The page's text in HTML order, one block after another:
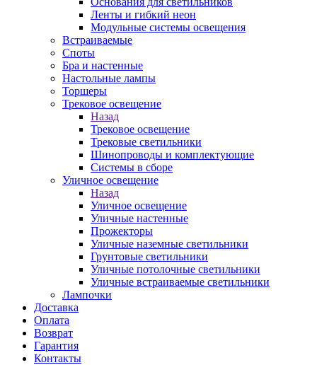
Ленты и гибкий неон
Модульные системы освещения
Встраиваемые
Споты
Бра и настенные
Настольные лампы
Торшеры
Трековое освещение
Назад
Трековое освещение
Трековые светильники
Шинопроводы и комплектующие
Системы в сборе
Уличное освещение
Назад
Уличное освещение
Уличные настенные
Прожекторы
Уличные наземные светильники
Грунтовые светильники
Уличные потолочные светильники
Уличные встраиваемые светильники
Лампочки
Доставка
Оплата
Возврат
Гарантия
Контакты